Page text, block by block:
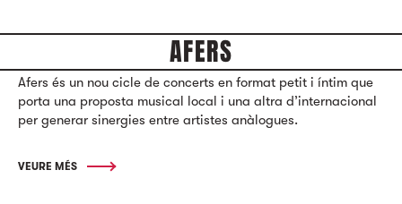
AFERS
Afers és un nou cicle de concerts en format petit i íntim que
porta una proposta musical local i una altra d’internacional
per generar sinergies entre artistes anàlogues.
VEURE MÉS